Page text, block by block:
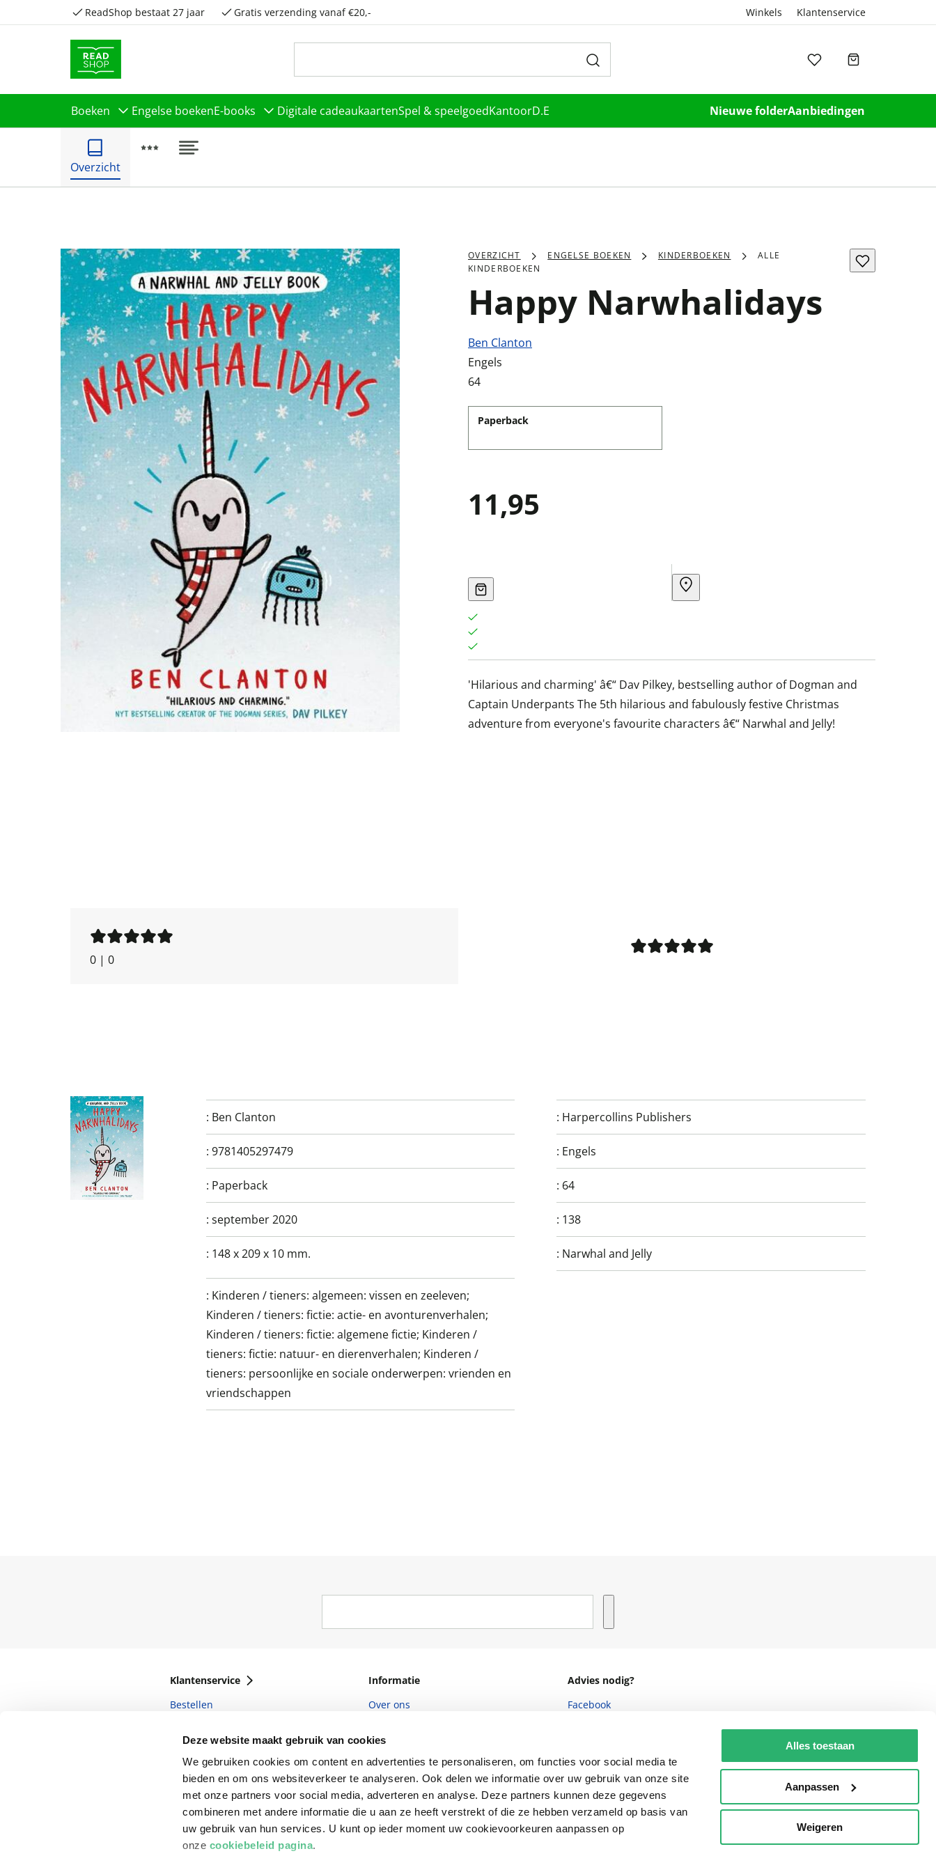
Deze website maakt gebruik van cookies
We gebruiken cookies om content en advertenties te personaliseren, om functies voor social media te
bieden en om ons websiteverkeer te analyseren. Ook delen we informatie over uw gebruik van onze site
met onze partners voor social media, adverteren en analyse. Deze partners kunnen deze gegevens
combineren met andere informatie die u aan ze heeft verstrekt of die ze hebben verzameld op basis van
uw gebruik van hun services. U kunt op ieder moment uw cookievoorkeuren aanpassen op
onze cookiebeleid pagina.
Alles toestaan
Aanpassen
Weigeren
ReadShop bestaat 27 jaar Gratis verzending vanaf €20,- Winkels Klantenservice
Boeken Engelse boekenE-books Digitale cadeaukaartenSpel & speelgoedKantoorD.E Nieuwe folderAanbiedingen
Overzicht
OVERZICHT ENGELSE BOEKEN KINDERBOEKEN
ALLE
KINDERBOEKEN
Happy Narwhalidays
Ben Clanton
Engels
64
Paperback
11,95
'Hilarious and charming' â€“ Dav Pilkey, bestselling author of Dogman and
Captain Underpants The 5th hilarious and fabulously festive Christmas
adventure from everyone's favourite characters â€“ Narwhal and Jelly!
0 | 0
: Ben Clanton : Harpercollins Publishers
: 9781405297479 : Engels
: Paperback : 64
: september 2020 : 138
: 148 x 209 x 10 mm. : Narwhal and Jelly
: Kinderen / tieners: algemeen: vissen en zeeleven;
Kinderen / tieners: fictie: actie- en avonturenverhalen;
Kinderen / tieners: fictie: algemene fictie; Kinderen /
tieners: fictie: natuur- en dierenverhalen; Kinderen /
tieners: persoonlijke en sociale onderwerpen: vrienden en
vriendschappen
Klantenservice
Bestellen
Retourneren
Veelgestelde vragen
Informatie
Over ons
Cadeaukaart
Ondernemer worden
Vulnerability Disclosure policy
Advies nodig?
Facebook
088 - 133 84 32